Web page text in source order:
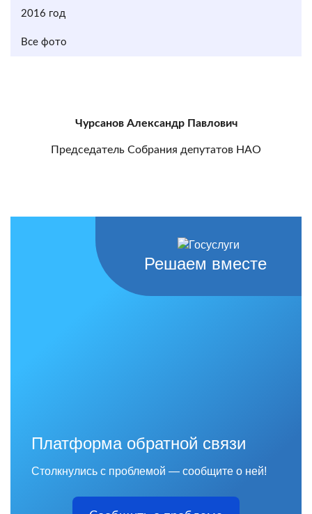
2016 год
Все фото
Чурсанов Александр Павлович
Председатель Собрания депутатов НАО
Решаем вместе
Платформа обратной связи
Столкнулись с проблемой — сообщите о ней!